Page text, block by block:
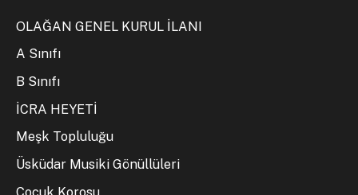
OLAĞAN GENEL KURUL İLANI
A Sınıfı
B Sınıfı
İCRA HEYETİ
Meşk Topluluğu
Üsküdar Musiki Gönüllüleri
Çocuk Korosu